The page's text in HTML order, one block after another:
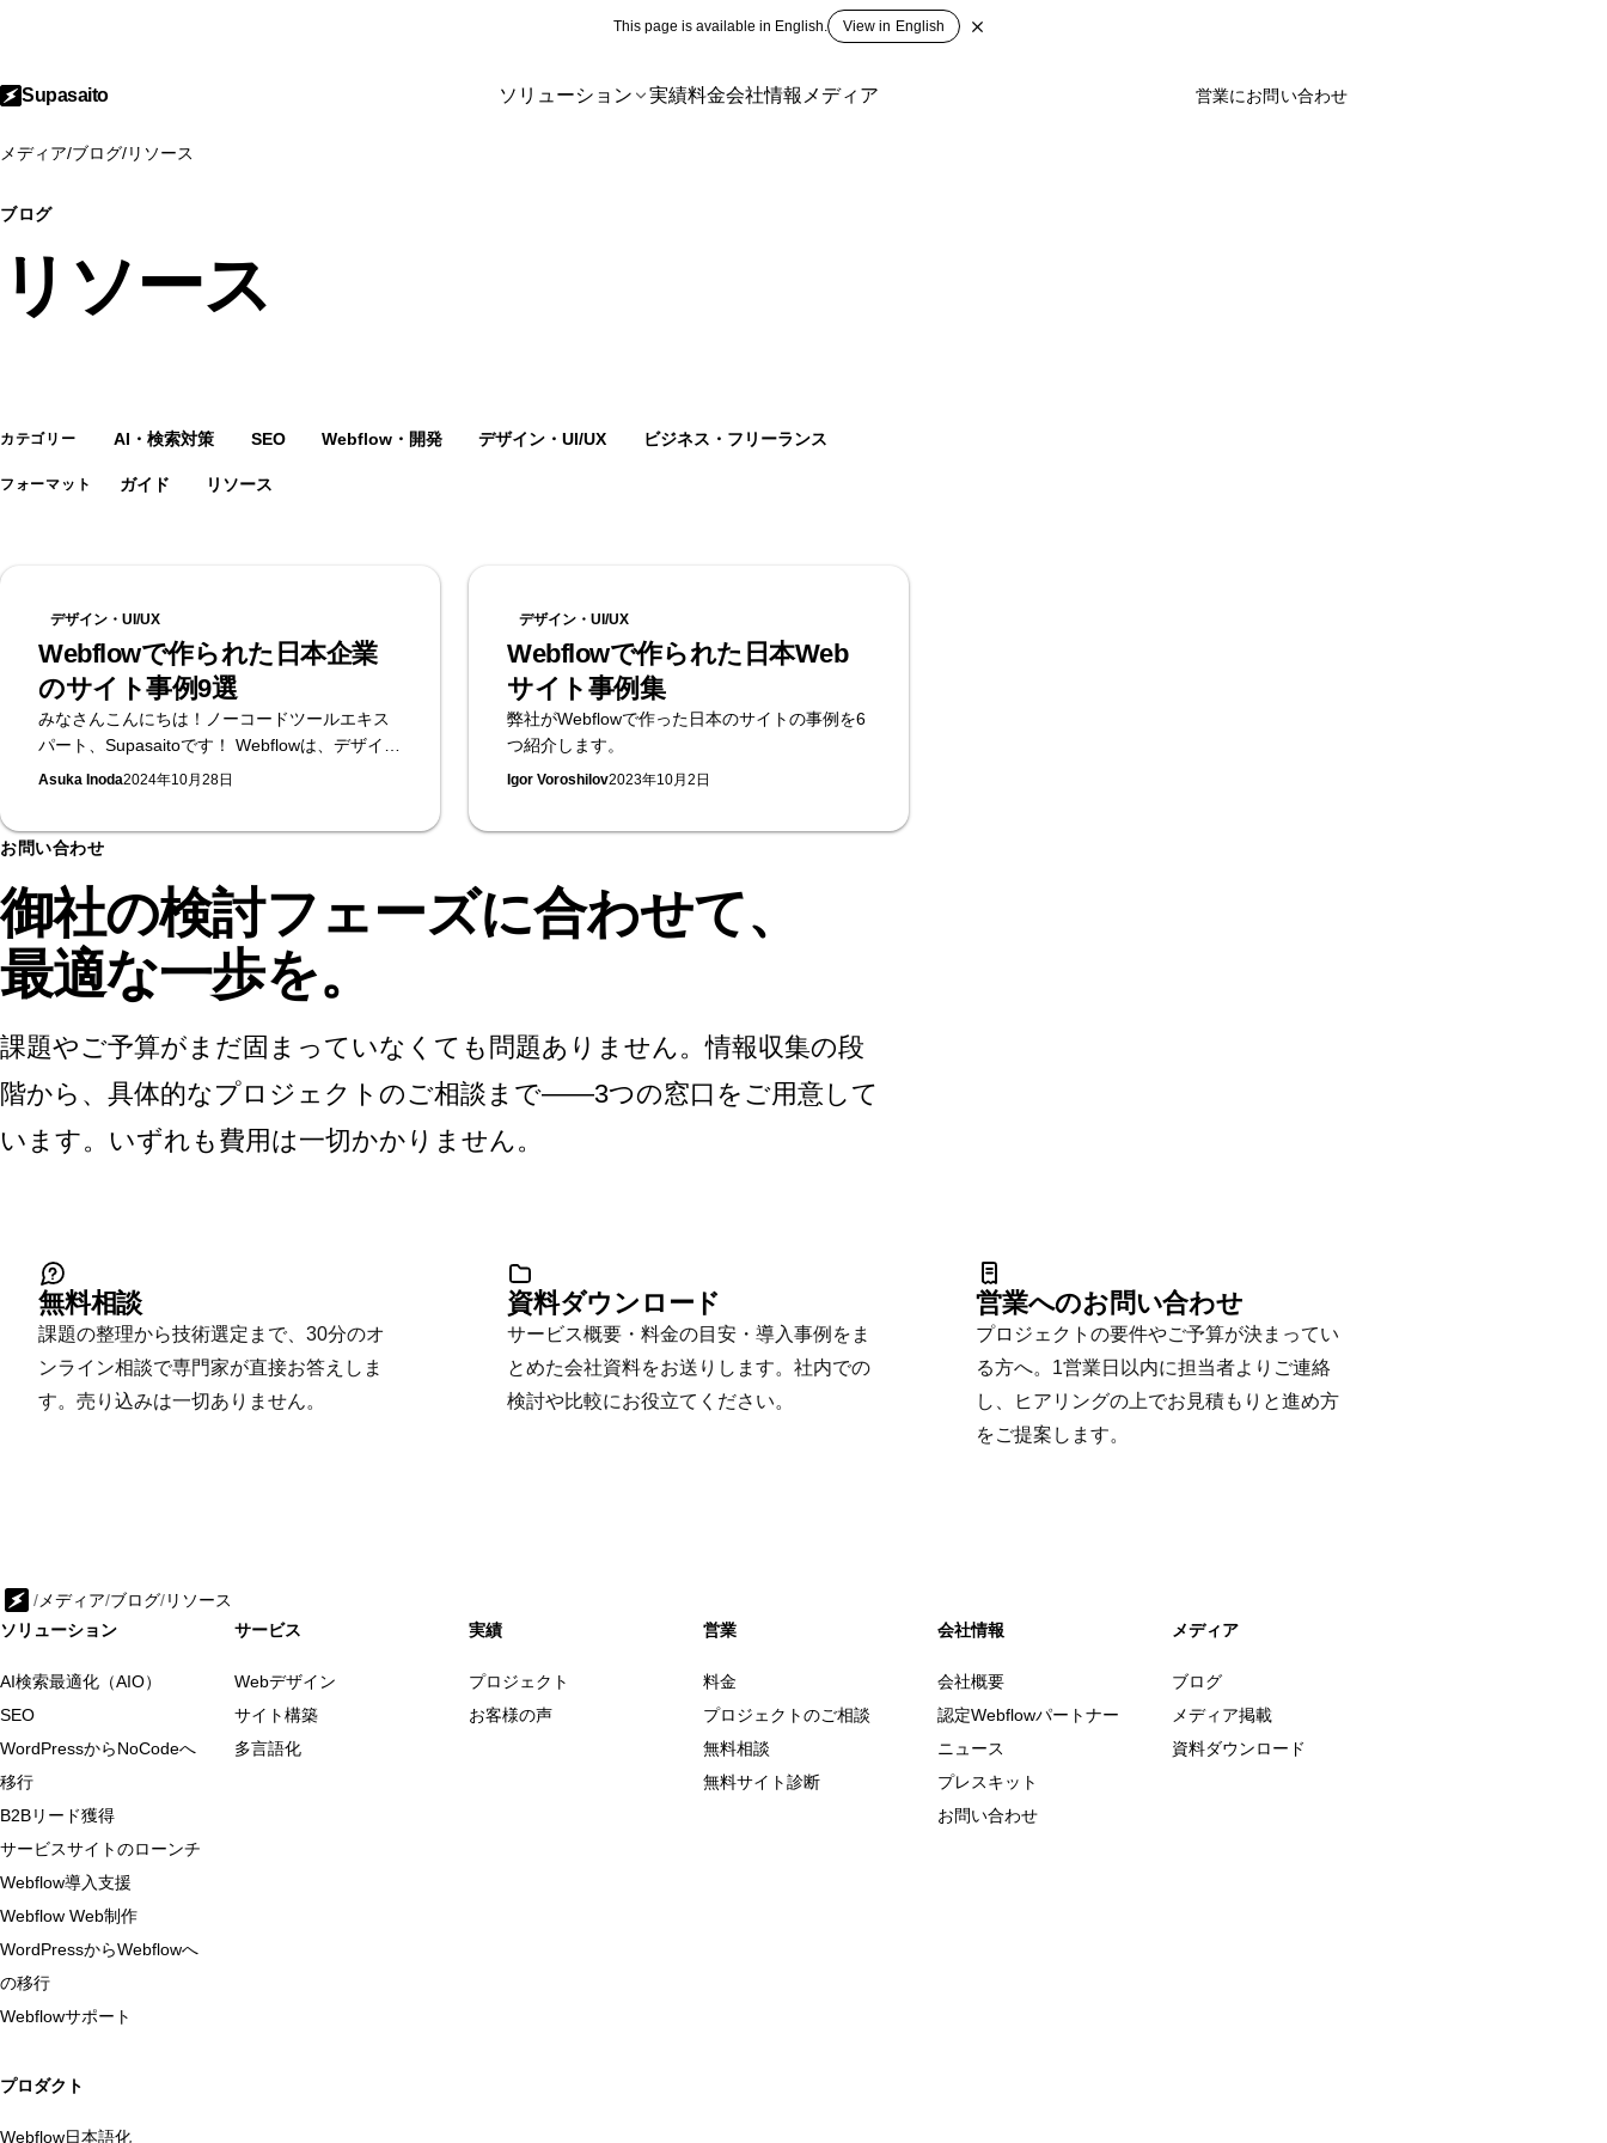
This page is available in English. View in English
Supasaito ソリューション 実績料金会社情報 メディア 営業にお問い合わせ
メディア/ブログ/リソース
ブログ
リソース
カテゴリー AI・検索対策 SEO Webflow・開発 デザイン・UI/UX ビジネス・フリーランス
フォーマット ガイド リソース
デザイン・UI/UX
Webflowで作られた日本企業
のサイト事例9選
みなさんこんにちは！ノーコードツールエキス
パート、Supasaitoです！ Webflowは、デザイナ
ーやWeb担当者だけでもコーディングの知識ゼ
ザインの自由度が高く評価され、多くの企業が
Webflowで作られた日本のWebサイトをいくつ
かご紹介します。Webflowではいったいどんな
サイトが作れるのか、見ていきましょう！
Asuka Inoda2024年10月28日
デザイン・UI/UX
Webflowで作られた日本Web
サイト事例集
弊社がWebflowで作った日本のサイトの事例を6
つ紹介します。
Igor Voroshilov2023年10月2日
お問い合わせ
御社の検討フェーズに合わせて、
最適な一歩を。
課題やご予算がまだ固まっていなくても問題ありません。情報収集の段
階から、具体的なプロジェクトのご相談まで——3つの窓口をご用意して
います。いずれも費用は一切かかりません。
無料相談
課題の整理から技術選定まで、30分のオ
ンライン相談で専門家が直接お答えしま
す。売り込みは一切ありません。
資料ダウンロード
サービス概要・料金の目安・導入事例をま
とめた会社資料をお送りします。社内での
検討や比較にお役立てください。
営業へのお問い合わせ
プロジェクトの要件やご予算が決まってい
る方へ。1営業日以内に担当者よりご連絡
し、ヒアリングの上でお見積もりと進め方
をご提案します。
/ メディア/ブログ/リソース
ソリューション
AI検索最適化（AIO）
SEO
WordPressからNoCodeへ
移行
B2Bリード獲得
サービスサイトのローンチ
Webflow導入支援
Webflow Web制作
WordPressからWebflowへ
の移行
Webflowサポート
サービス
Webデザイン
サイト構築
多言語化
実績
プロジェクト
お客様の声
営業
料金
プロジェクトのご相談
無料相談
無料サイト診断
会社情報
会社概要
認定Webflowパートナー
ニュース
プレスキット
お問い合わせ
メディア
ブログ
メディア掲載
資料ダウンロード
プロダクト
Webflow日本語化